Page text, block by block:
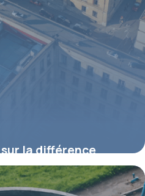
la différence
et dalle, révélée par